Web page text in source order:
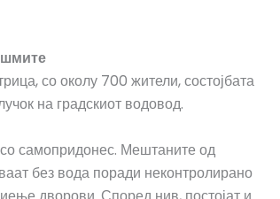
со околу 700 жители, состојбата
на градскиот водовод.
самопридонес. Мештаните од
без вода поради неконтролирано